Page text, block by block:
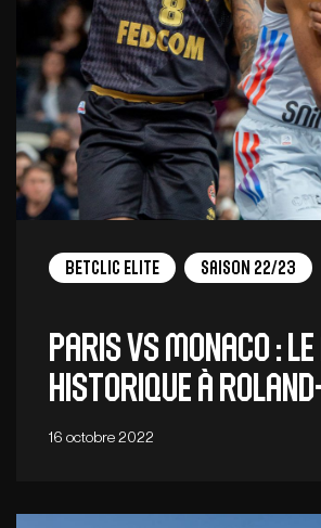
Betclic Elite Saison 22/23
Paris vs Monaco :
historique à
16 octobre 2022